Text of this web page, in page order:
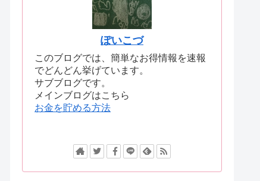
ぽいこづ
このブログでは、簡単なお得情報を速報
でどんどん挙げています。
サブブログです。
メインブログはこちら
お金を貯める方法